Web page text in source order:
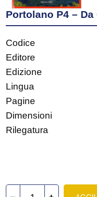
Portolano P4 –
Codice
Editore
Edizione
Lingua
Pagine
Dimensioni
Rilegatura